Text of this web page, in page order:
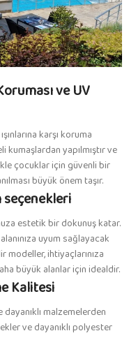
ve UV
karşı koruma
kumaşlardan yapılmıştır ve
çocuklar için güvenli bir
büyük önem taşır.
seçenekleri
estetik bir dokunuş katar.
uyum sağlayacak
modeller, ihtiyaçlarınıza
büyük alanlar için idealdir.
Kalitesi
malzemelerden
ve dayanıklı polyester